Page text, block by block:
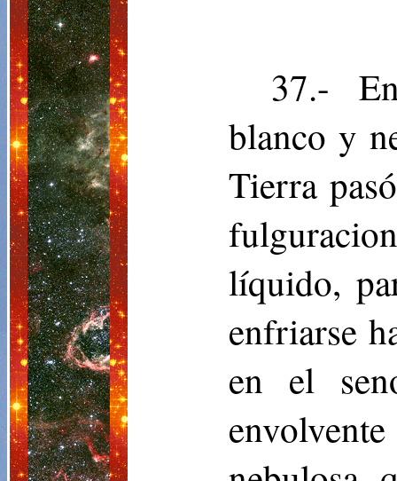
37.-
blanco y
Tierra
líquido,
enfriarse
en el